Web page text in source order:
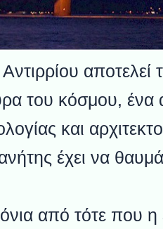
αποτελεί
του κόσμου, ένα
και
έχει να
από τότε που η